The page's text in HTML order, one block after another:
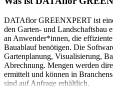
DATAflor GREENXPERT ist
den Garten- und Landschaftsbau
an Anwender*innen, die
Bauablauf benötigen. Die
Gartenplanung, Visualisierung,
Abrechnung. Mengen werden
ermittelt und können in
sind auf Anfrage erhältlich.